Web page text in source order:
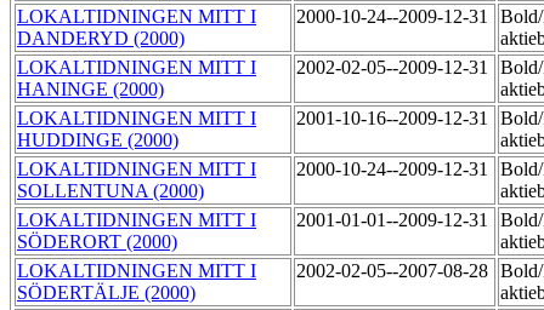
LOKALTIDNINGEN MITT I
DANDERYD (2000)
2000-10-24--2009-12-31
LOKALTIDNINGEN MITT I
HANINGE (2000)
2002-02-05--2009-12-31
LOKALTIDNINGEN MITT I
HUDDINGE (2000)
2001-10-16--2009-12-31
LOKALTIDNINGEN MITT I
SOLLENTUNA (2000)
2000-10-24--2009-12-31
LOKALTIDNINGEN MITT I
SÖDERORT (2000)
2001-01-01--2009-12-31
LOKALTIDNINGEN MITT I
SÖDERTÄLJE (2000)
2002-02-05--2007-08-28